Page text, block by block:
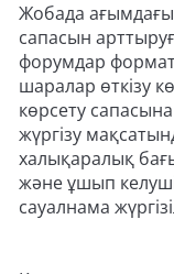
Жобада
сапасын
форумдар
шаралар өткізу
көрсету
жүргізу
халықаралық
және ұшып
сауалнама